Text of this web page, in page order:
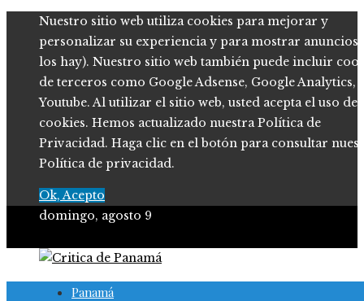
Nuestro sitio web utiliza cookies para mejorar y
personalizar su experiencia y para mostrar anuncios
los hay). Nuestro sitio web también puede incluir
de terceros como Google Adsense, Google Analytics,
Youtube. Al utilizar el sitio web, usted acepta el uso de
cookies. Hemos actualizado nuestra Política de
Privacidad. Haga clic en el botón para consultar
Política de privacidad.
Ok, Acepto
domingo, agosto 9
Panamá